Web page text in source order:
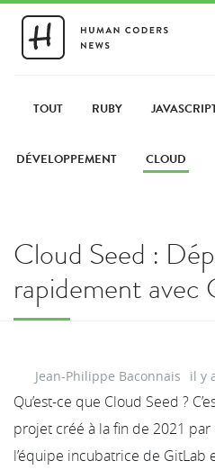
PARTAGER
TOUT RUBY
DÉVELOPPEMENT CLOUD
Cloud Seed :
rapidement avec
Jean-Philippe Baconnais il y
Qu’est-ce que Cloud Seed ?
projet créé à la fin de 2021 par
l’équipe incubatrice de GitLab